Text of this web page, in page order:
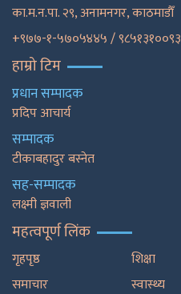
का.म.न.पा. २९, अनामनगर, काठमाडाैँ
+९७७-१-५७०५४४५ / ९८५१३१००९३
हाम्रो टिम
प्रधान सम्पादक
प्रदिप आचार्य
सम्पादक
टीकाबहादुर बस्नेत
सह-सम्पादक
लक्ष्मी ज्ञवाली
महत्वपूर्ण लिंक
गृहपृष्ठ
समाचार
शिक्षा
स्वास्थ्य